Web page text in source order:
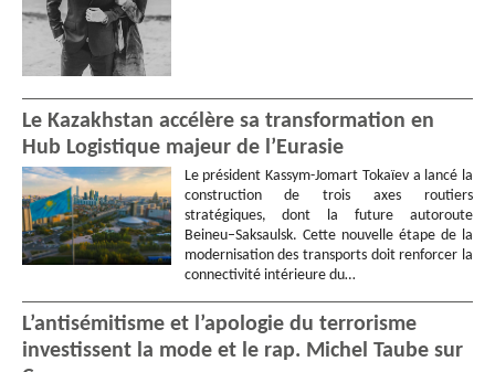
Le Kazakhstan accélère sa transformation en
Hub Logistique majeur de l’Eurasie
Le président Kassym-Jomart Tokaïev a lancé la
construction de trois axes routiers
stratégiques, dont la future autoroute
Beineu–Saksaulsk. Cette nouvelle étape de la
modernisation des transports doit renforcer la
connectivité intérieure du…
L’antisémitisme et l’apologie du terrorisme
investissent la mode et le rap. Michel Taube sur